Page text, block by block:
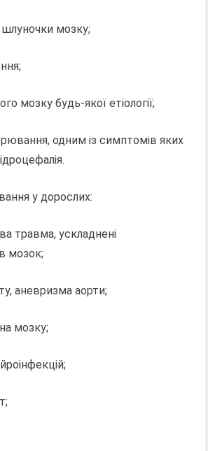
мозку;
мозку будь-якої етіології;
одним із симптомів яких
у дорослих:
травма, ускладнені
мозок;
аневризма аорти;
мозку;